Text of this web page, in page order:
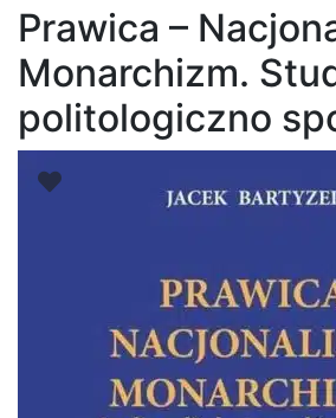
Prawica –
Monarchizm.
politologiczno